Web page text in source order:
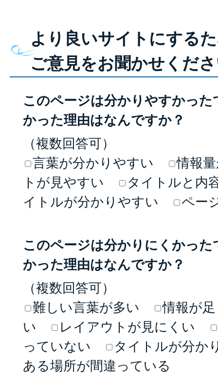
より良いサイトにする
ご意見をお聞かせくだ
このページは分かりやすかっ
かった理由はなんですか？
（複数回答可）
言葉が分かりやすい
情報
トが見やすい
タイトルと内
イトルが分かりやすい
ペー
このページは分かりにくかっ
かった理由はなんですか？
（複数回答可）
難しい言葉が多い
情報が
い
レイアウトが見にくい
っていない
タイトルが分か
ある場所が間違っている